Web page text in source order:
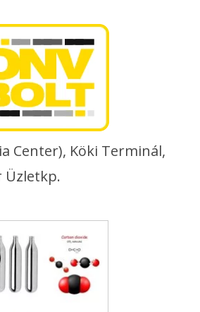
Center), Köki Terminál,
Üzletkp.